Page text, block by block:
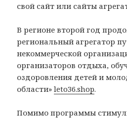
свой сайт или сайты
В регионе второй год
региональный агрегатор
некоммерческой
организаторов отдыха,
оздоровления детей и
области»leto36.shop.
Помимо программы